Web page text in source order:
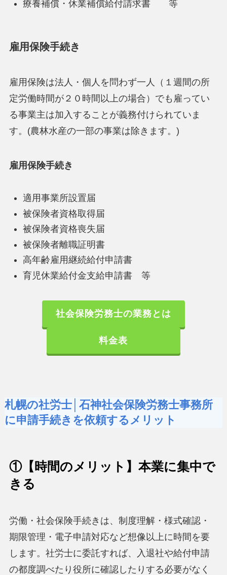
療養補償・休業補償給付請求書 等
雇用保険手続き
雇用保険は法人・個人を問わず一人（１週間の所
定労働時間が２０時間以上の場合）でも雇ってい
る事業主は加入することが義務付けられていま
す。(農林水産の一部の事業は除きます。)
雇用保険手続き
適用事業所設置届
被保険者資格取得届
被保険者資格喪失届
被保険者離職証明書
高年齢雇用継続給付申請書
育児休業給付金支給申請書 等
社会保険労務士の業務とは
料金表
札幌の社労士│石神社会保険労務士事務所
に申請手続きを依頼するメリット
①【時間のメリット】 本業に集中で
きる
労働・社会保険手続きは、制度理解・様式確認・
期限管理・電子申請対応など想像以上に時間を要
します。社労士に委託すれば、入退社や給付申請
の都度調べたり役所に確認したりする必要がなく